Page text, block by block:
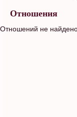
Отношения
Отношений не